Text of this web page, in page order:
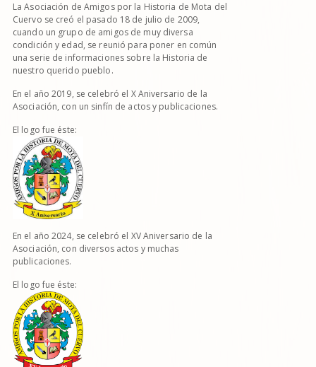
La Asociación de Amigos por la Historia de Mota del
Cuervo se creó el pasado 18 de julio de 2009,
cuando un grupo de amigos de muy diversa
condición y edad, se reunió para poner en común
una serie de informaciones sobre la Historia de
nuestro querido pueblo.
En el año 2019, se celebró el X Aniversario de la
Asociación, con un sinfín de actos y publicaciones.
El logo fue éste:
En el año 2024, se celebró el XV Aniversario de la
Asociación, con diversos actos y muchas
publicaciones.
El logo fue éste: